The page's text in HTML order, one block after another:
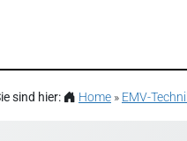
sind hier: Home » EMV-